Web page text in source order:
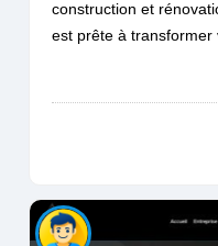
construction et
est prête à transformer